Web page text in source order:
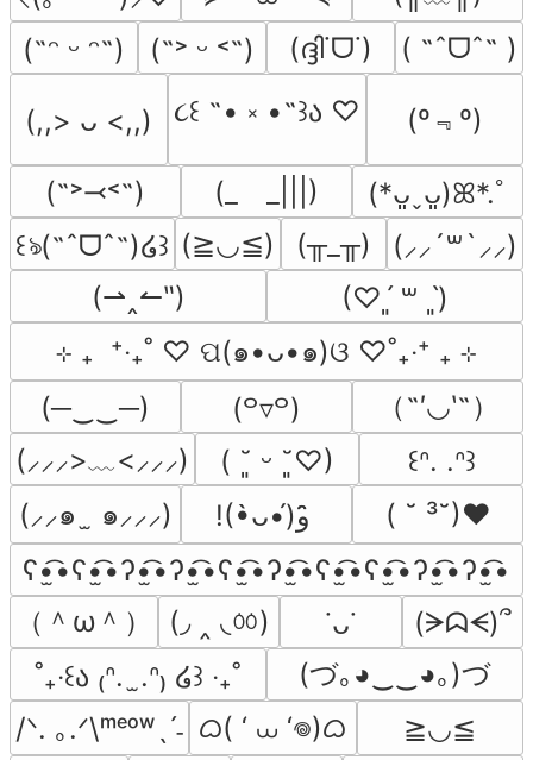
(˶ᵔ ᵕ ᵔ˶)
(˶˃ ᵕ ˂˶) (ദ്ദി˙ᗜ˙) ( ˶ˆᗜˆ˵ )
(,,> ᴗ <,,) ૮꒰ ˶• ༝ •˶꒱ა ♡ (º﹃º)
(˶˃⤙˂˶) (_　_|||)
(*ᴗ͈ˬᴗ͈)ꕤ*.ﾟ
꒰ঌ(˶ˆᗜˆ˵)໒꒱ (≧◡≦) (╥_╥)
(⸝⸝´꒳`⸝⸝)
(⇀‸↼‶)
(♡ˊ͈ ꒳ ˋ͈)
⊹ ₊  ⁺‧₊˚ ♡ ପ(๑•ᴗ•๑)ଓ ♡˚₊‧⁺ ₊ ⊹
(─‿‿─)
(꒪▿꒪)
（˶′◡‵˶）
(⸝⸝⸝>﹏<⸝⸝⸝)
( ˘͈ ᵕ ˘͈♡)
꒰ᐢ. .ᐢ꒱
(⸝⸝๑  ̫ ๑⸝⸝⸝)
( ˘ ³˘)♥
ʕ•̫͡•ʕ•̫͡•ʔ•̫͡•ʔ•̫͡•ʕ•̫͡•ʔ•̫͡•ʕ•̫͡•ʕ•̫͡•ʔ•̫͡•ʔ•̫͡•
（＾ω＾）
(◞ ‸ ◟ㆀ) ˙ᴗ˙
(ᗒᗣᗕ)՞
˚₊‧꒰ა ₍ᐢ.  ̫.ᐢ₎ ໒꒱ ‧₊˚
(づ｡◕‿‿◕｡)づ
/ᐠ. ｡.ᐟ\ᵐᵉᵒʷˎˊ˗ ᜊ( ‘ ⩊ ‘𖦹)ᜊ
≧◡≦